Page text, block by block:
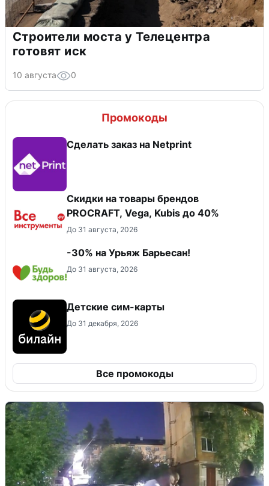
Строители моста у Телецентра
готовят иск
10 августа 0
Промокоды
Сделать заказ на Netprint
Скидки на товары брендов
PROCRAFT, Vega, Kubis до 40%
До 31 августа, 2026
-30% на Урьяж Барьесан!
До 31 августа, 2026
Детские сим-карты
До 31 декабря, 2026
Все промокоды